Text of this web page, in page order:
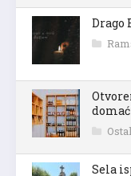
Drago
Sela